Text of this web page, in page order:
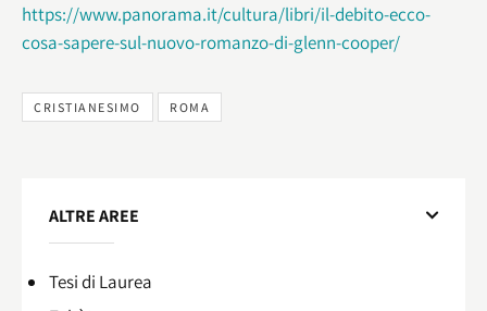
https://www.panorama.it/cultura/libri/il-debito-ecco-
cosa-sapere-sul-nuovo-romanzo-di-glenn-cooper/
CRISTIANESIMO ROMA
ALTRE AREE
Tesi di Laurea